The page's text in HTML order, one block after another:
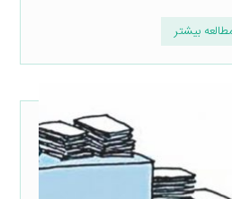
بیشتر